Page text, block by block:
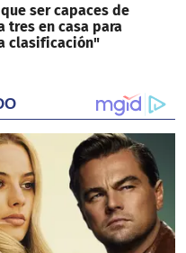
ser capaces de
tres en casa para
clasificación"